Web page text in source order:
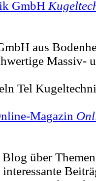
GmbH
aus
Massiv-
Tel
Magazin
über